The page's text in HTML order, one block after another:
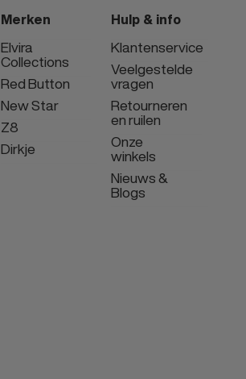
Merken
Elvira
Collections
Red Button
New Star
Z8
Dirkje
Hulp & info
Klantenservice
Veelgestelde
vragen
Retourneren
en ruilen
Onze
winkels
Nieuws &
Blogs